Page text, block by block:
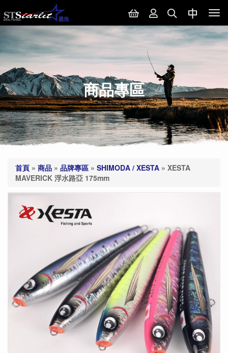
商品專區
首頁 » 商品 » 品牌專區 » SHIMODA / XESTA » XESTA
MAVERICK 浮水路亞 175mm